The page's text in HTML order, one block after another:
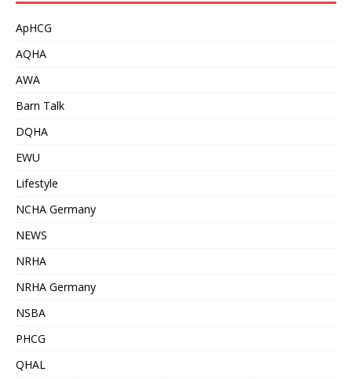
ApHCG
AQHA
AWA
Barn Talk
DQHA
EWU
Lifestyle
NCHA Germany
NEWS
NRHA
NRHA Germany
NSBA
PHCG
QHAL